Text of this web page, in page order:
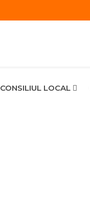
CONSILIUL LOCAL